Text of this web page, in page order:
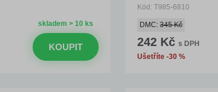
skladem > 10 ks
KOUPIT
Kód: T985-6810
DMC:345 Kč
242 Kč s DPH
Ušetříte -30 %